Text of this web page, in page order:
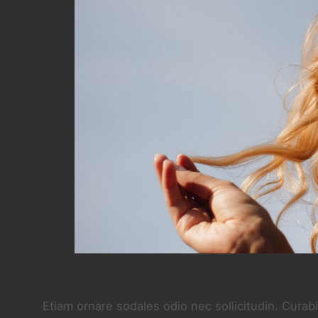
Etiam ornare sodales odio nec sollicitudin.